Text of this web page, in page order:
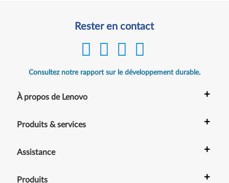
Rester en contact
Consultez notre rapport sur le développement durable.
À propos de Lenovo +
Produits & services +
Assistance +
Produits +